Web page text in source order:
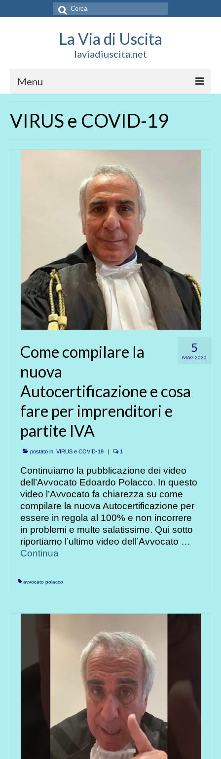
Cerca:
La Via di Uscita
laviadiuscita.net
Menu
CHI SIAMO
SOCIAL
VIRUS e COVID-19
5
MAG 2020
Come compilare la
nuova
Autocertificazione e cosa
fare per imprenditori e
partite IVA
postato in: VIRUS e COVID-19 | 1
Continuiamo la pubblicazione dei video
dell’Avvocato Edoardo Polacco. In questo
video l’Avvocato fa chiarezza su come
compilare la nuova Autocertificazione per
essere in regola al 100% e non incorrere
in problemi e multe salatissime. Qui sotto
riportiamo l’ultimo video dell’Avvocato …
Continua
avvocato polacco